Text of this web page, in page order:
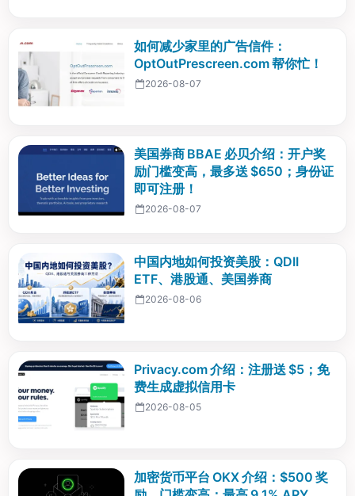
如何减少家里的广告信件：
OptOutPrescreen.com 帮你忙！
2026-08-07
美国券商 BBAE 必贝介绍：开户奖
励门槛变高，最多送 $650；身份证
即可注册！
2026-08-07
中国内地如何投资美股：QDII
ETF、港股通、美国券商
2026-08-06
Privacy.com 介绍：注册送 $5；免
费生成虚拟信用卡
2026-08-05
加密货币平台 OKX 介绍：$500 奖